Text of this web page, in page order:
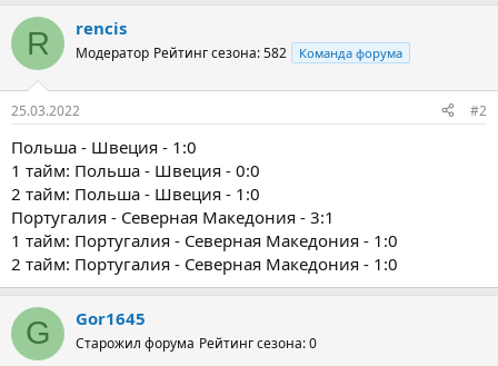
R rencis
Модератор Рейтинг сезона: 582 Команда форума
25.03.2022 #2
Польша - Швеция - 1:0
1 тайм: Польша - Швеция - 0:0
2 тайм: Польша - Швеция - 1:0
Португалия - Северная Македония - 3:1
1 тайм: Португалия - Северная Македония - 1:0
2 тайм: Португалия - Северная Македония - 1:0
G Gor1645
Старожил форума Рейтинг сезона: 0